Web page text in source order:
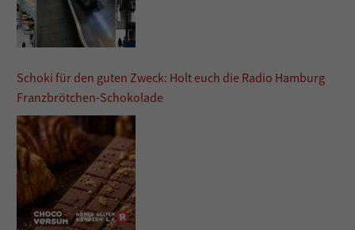
Schoki für den guten Zweck: Holt euch die Radio Hamburg
Franzbrötchen-Schokolade